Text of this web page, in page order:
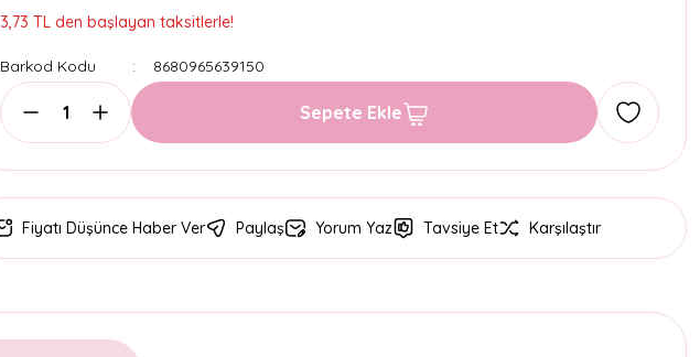
3,73 TL den başlayan taksitlerle!
Barkod Kodu 8680965639150
Sepete Ekle
Fiyatı Düşünce Haber Ver Paylaş Yorum Yaz Tavsiye Et Karşılaştır